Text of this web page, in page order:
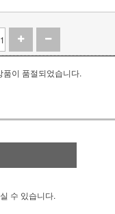
품이 품절되었습니다.
수 있습니다.